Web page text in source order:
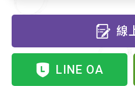
線
LINE OA